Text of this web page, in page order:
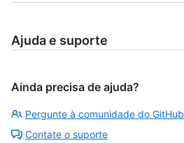
Ajuda e suporte
Ainda precisa de ajuda?
Pergunte à comunidade do GitHub
Contate o suporte